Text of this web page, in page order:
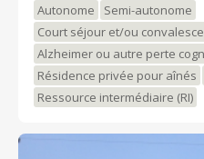
N'hésitez pas à prendre un rendez-
vous
Autonome
Semi-autonome
Court séjour et/ou
Alzheimer ou autre perte
Résidence privée pour aînés
Ressource intermédiaire (RI)